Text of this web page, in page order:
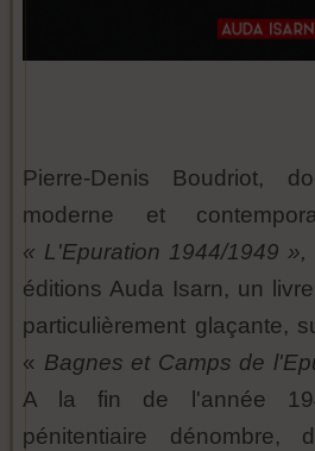
Pierre-Denis Boudriot,
moderne et
« L'Epuration 1944/1949 »,
éditions Auda Isarn, un
particulièrement glaçante,
« Bagnes et Camps de
A la fin de l'année
pénitentiaire dénombre,